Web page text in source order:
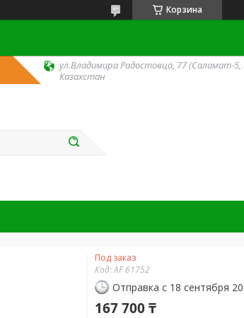
Корзина
ул.Владимира Радостовца, 77 (Саламат-
Казахстан
Под заказ
Код:AF 61752
Отправка с 18 сентября
167 700 ₸